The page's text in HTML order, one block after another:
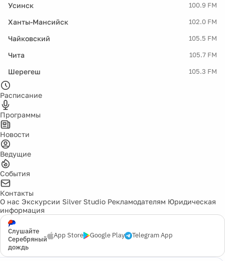
Усинск 100.9 FM
Ханты-Мансийск 102.0 FM
Чайковский 105.5 FM
Чита 105.7 FM
Шерегеш 105.3 FM
Расписание
Программы
Новости
Ведущие
События
Контакты
О нас Экскурсии Silver Studio Рекламодателям Юридическая
информация
Слушайте
Серебряный
дождь
App Store Google Play Telegram App